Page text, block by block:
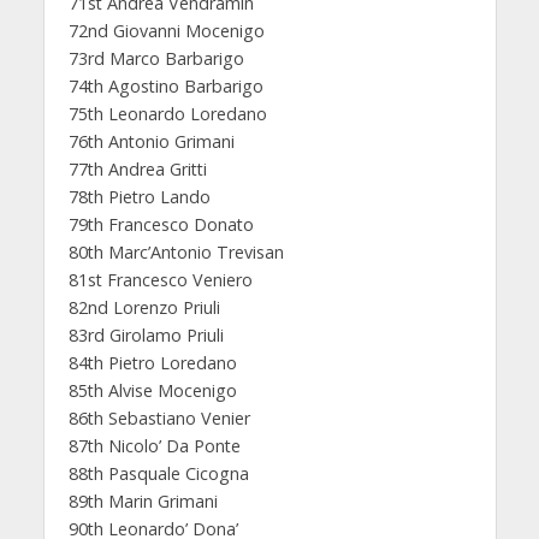
72nd Giovanni Mocenigo
73rd Marco Barbarigo
74th Agostino Barbarigo
75th Leonardo Loredano
76th Antonio Grimani
77th Andrea Gritti
78th Pietro Lando
79th Francesco Donato
80th Marc’Antonio Trevisan
81st Francesco Veniero
82nd Lorenzo Priuli
83rd Girolamo Priuli
84th Pietro Loredano
85th Alvise Mocenigo
86th Sebastiano Venier
87th Nicolo’ Da Ponte
88th Pasquale Cicogna
89th Marin Grimani
90th Leonardo’ Dona’